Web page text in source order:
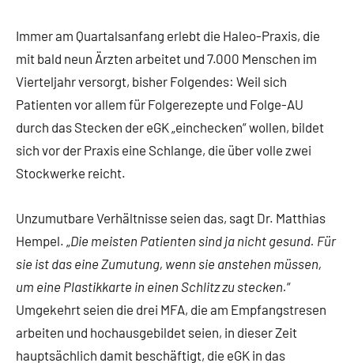
Immer am Quartalsanfang erlebt die Haleo-Praxis, die
mit bald neun Ärzten arbeitet und 7.000 Menschen im
Vierteljahr versorgt, bisher Folgendes: Weil sich
Patienten vor allem für Folgerezepte und Folge-AU
durch das Stecken der eGK „einchecken“ wollen, bildet
sich vor der Praxis eine Schlange, die über volle zwei
Stockwerke reicht.
Unzumutbare Verhältnisse seien das, sagt Dr. Matthias
Hempel. „Die meisten Patienten sind ja nicht gesund. Für
sie ist das eine Zumutung, wenn sie anstehen müssen,
um eine Plastikkarte in einen Schlitz zu stecken.“
Umgekehrt seien die drei MFA, die am Empfangstresen
arbeiten und hochausgebildet seien, in dieser Zeit
hauptsächlich damit beschäftigt, die eGK in das